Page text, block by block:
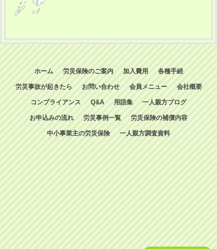
ホーム 労災保険のご案内 加入費用 各種手続
労災事故が起きたら お問い合わせ 会員メニュー 会社概要
コンプライアンス Q&A 用語集 一人親方ブログ
お申込みの流れ 労災事例一覧 労災保険の補償内容
中小事業主の労災保険 一人親方調査資料